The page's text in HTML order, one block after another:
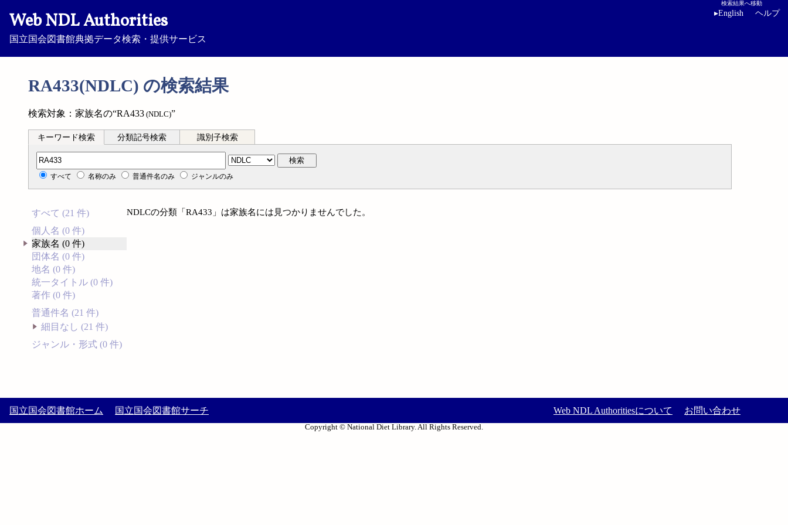
Web NDL Authorities
国立国会図書館典拠データ検索・提供サービス
検索結果へ移動
▸English ヘルプ
RA433(NDLC) の検索結果
検索対象：家族名の“RA433 (NDLC)”
キーワード検索 分類記号検索 識別子検索
分類記号検索 検索
すべて 名称のみ 普通件名のみ ジャンルのみ
すべて (21 件)
個人名 (0 件)
家族名 (0 件)
団体名 (0 件)
地名 (0 件)
統一タイトル (0 件)
著作 (0 件)
普通件名 (21 件)
細目なし (21 件)
ジャンル・形式 (0 件)
NDLCの分類「RA433」は家族名には見つかりませんでした。
国立国会図書館ホーム 国立国会図書館サーチ Web NDL Authoritiesについて お問い合わせ
Copyright © National Diet Library. All Rights Reserved.